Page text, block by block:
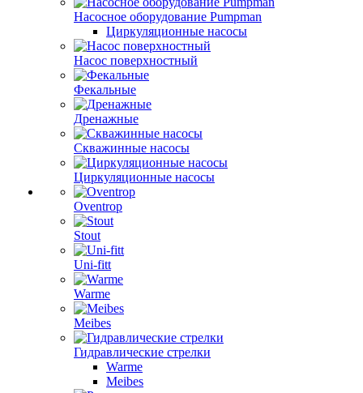
Насосное оборудование Pumpman
Циркуляционные насосы
Насос поверхностный
Фекальные
Дренажные
Скважинные насосы
Циркуляционные насосы
Oventrop
Stout
Uni-fitt
Warme
Meibes
Гидравлические стрелки
Warme
Meibes